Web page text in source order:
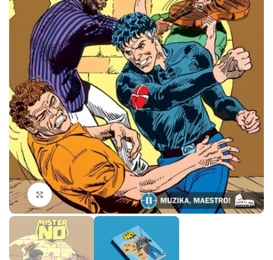
Klikni da povečaš